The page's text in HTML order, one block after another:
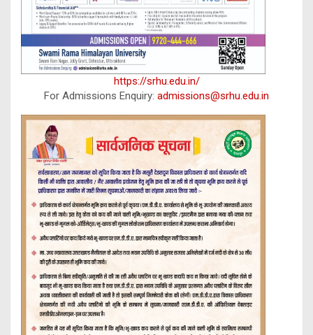
https://srhu.edu.in/
For Admissions Enquiry: admissions@srhu.edu.in